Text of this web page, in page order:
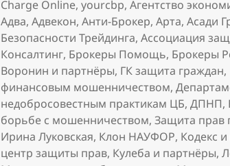
Charge Online,yourcbp,Агентство
Адва,Адвекон,Анти-Брокер,Арта,Асади
Безопасности Трейдинга,Ассоциация
Консалтинг, Брокеры Помощь, Брокеры
Воронин и партнёры, ГК защита граждан,
финансовым мошенничеством,
недобросовестным практикам ЦБ,ДПНП,
борьбе с мошенничеством,Защита прав
Ирина Луковская, Клон НАУФОР, Кодекс
центр защиты прав, Кулеба и партнёры,